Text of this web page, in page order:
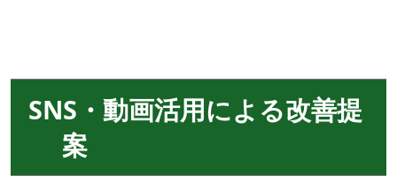
SNS・動画活用による改善提
案